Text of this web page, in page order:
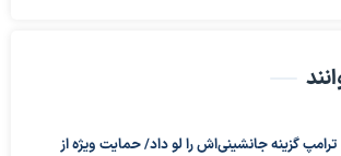
ترامپ گزینه جانشینی‌اش را لو داد/ حمایت ویژه از